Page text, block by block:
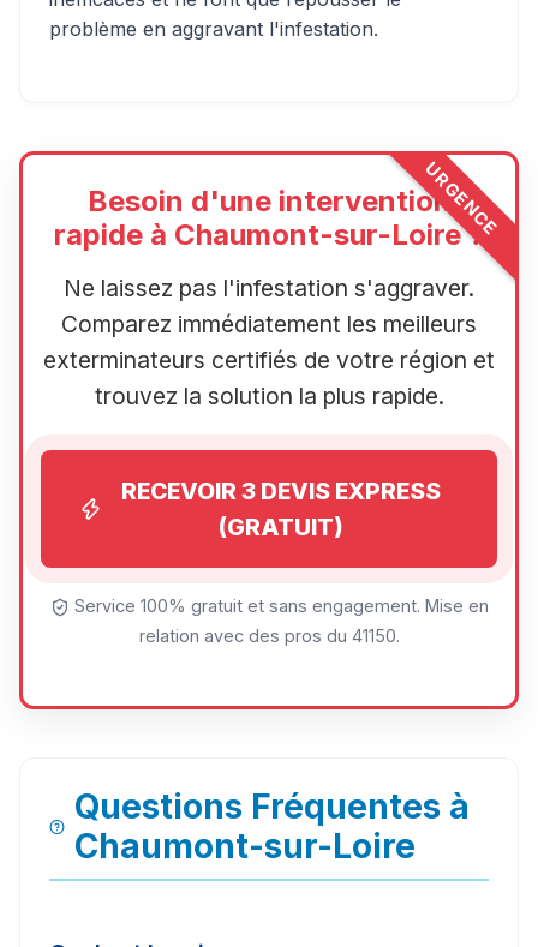
problème en aggravant l'infestation.
URGENCE
Besoin d'une intervention
rapide à Chaumont-sur-Loire ?
Ne laissez pas l'infestation s'aggraver.
Comparez immédiatement les meilleurs
exterminateurs certifiés de votre région et
trouvez la solution la plus rapide.
RECEVOIR 3 DEVIS EXPRESS
(GRATUIT)
Service 100% gratuit et sans engagement. Mise en
relation avec des pros du 41150.
Questions Fréquentes à
Chaumont-sur-Loire